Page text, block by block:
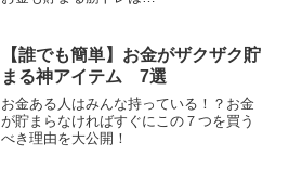
【誰でも簡単】お金がザクザク貯
まる神アイテム 7選
お金ある人はみんな持っている！？お金
が貯まらなければすぐにこの７つを買う
べき理由を大公開！